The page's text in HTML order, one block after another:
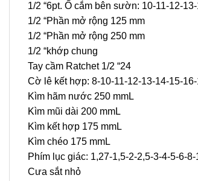
1/2 “6pt. Ổ cắm bên sườn: 10-11-12-
1/2 “Phần mở rộng 125 mm
1/2 “Phần mở rộng 250 mm
1/2 “khớp chung
Tay cầm Ratchet 1/2 “24
Cờ lê kết hợp: 8-10-11-12-13-14-15-
Kìm hãm nước 250 mmL
Kìm mũi dài 200 mmL
Kìm kết hợp 175 mmL
Kìm chéo 175 mmL
Phím lục giác: 1,27-1,5-2-2,5-3-4-5-6-8-
Cưa sắt nhỏ